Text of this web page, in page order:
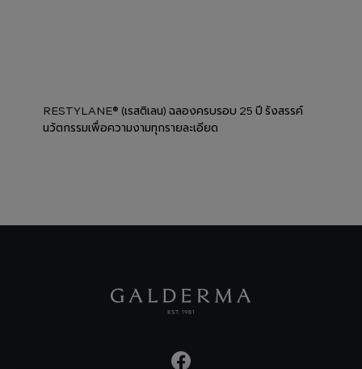
RESTYLANE® (เรสติเลน) ฉลองครบรอบ 25 ปี รังสรรค์
นวัตกรรมเพื่อความงามทุกรายละเอียด